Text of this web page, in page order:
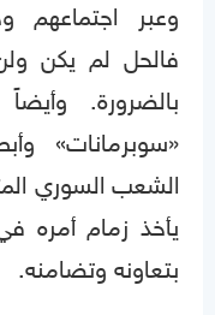
وعبر اجتماعهم
فالحل لم يكن
بالضرورة.
«سوبرمانات»
الشعب السوري
يأخذ زمام أمره
بتعاونه وتضامنه.